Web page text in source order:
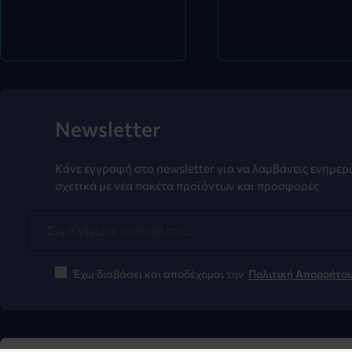
Newsletter
Κάνε εγγραφή στο newsletter για να λαμβάνεις
σχετικά με νέα πακέτα προϊόντων και προσφορές
Έχω διαβάσει και αποδέχομαι την Πολιτική Απορρήτου